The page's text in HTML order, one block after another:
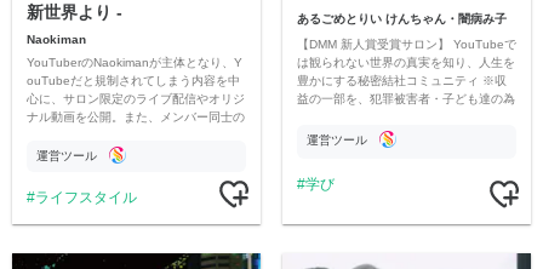
新世界より -
Naokiman
YouTuberのNaokimanが主体となり、Y
ouTubeだと規制されてしまう内容を中
心に、サロン限定のライブ配信やオリジ
ナル動画を公開。また、メンバー同士の
ただいています。
運営ツール
ライフスタイル
あるごめとりい けんちゃん・闇病み子
【DMM 新人賞受賞サロン】 YouTubeで
は観られない世界の真実を知り、人生を
豊かにする秘密結社コミュニティ ※収
益の一部を、犯罪被害者・子ども達の為
す運営ツール
学び